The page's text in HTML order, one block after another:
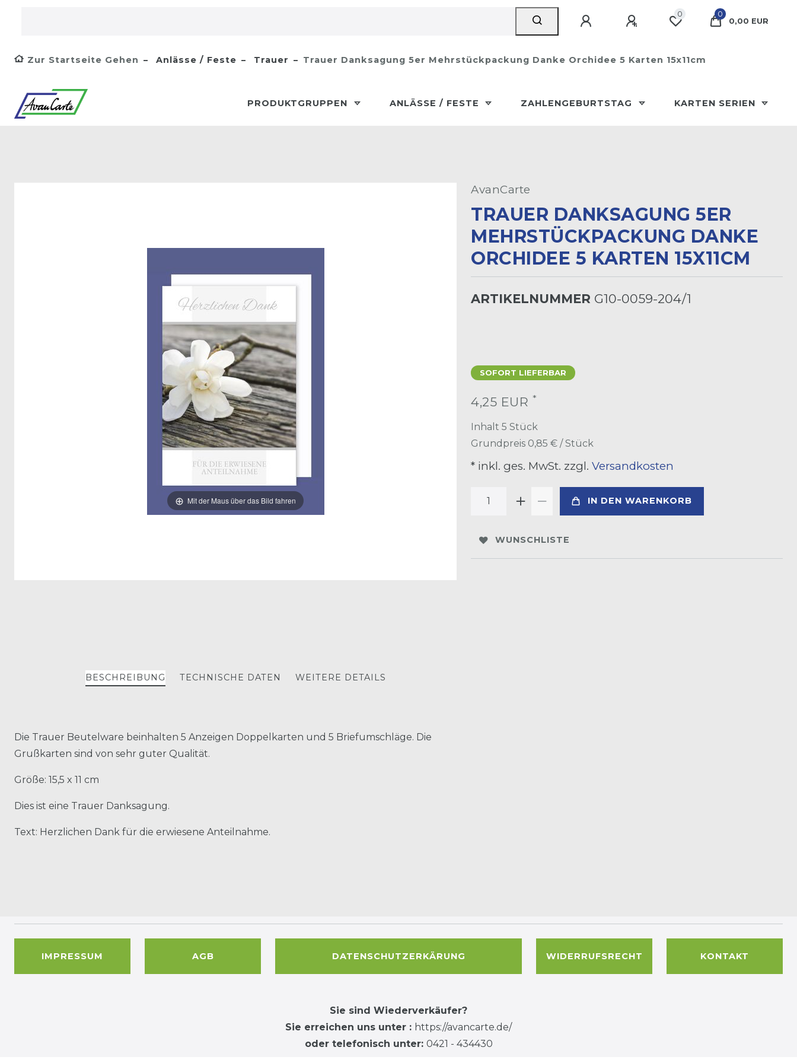
0
0
0,00 EUR
Zur Startseite Gehen Anlässe / Feste Trauer Trauer Danksagung 5er Mehrstückpackung Danke Orchidee 5 Karten 15x11cm
PRODUKTGRUPPEN ANLÄSSE / FESTE ZAHLENGEBURTSTAG KARTEN SERIEN
Mit der Maus über das Bild fahren
AvanCarte
TRAUER DANKSAGUNG 5ER
MEHRSTÜCKPACKUNG DANKE
ORCHIDEE 5 KARTEN 15X11CM
ARTIKELNUMMER G10-0059-204/1
SOFORT LIEFERBAR
4,25 EUR *
Inhalt 5 Stück
Grundpreis 0,85 € / Stück
* inkl. ges. MwSt. zzgl. Versandkosten
IN DEN WARENKORB
WUNSCHLISTE
BESCHREIBUNG TECHNISCHE DATEN WEITERE DETAILS
Die Trauer Beutelware beinhalten 5 Anzeigen Doppelkarten und 5 Briefumschläge. Die
Grußkarten sind von sehr guter Qualität.
Größe: 15,5 x 11 cm
Dies ist eine Trauer Danksagung.
Text: Herzlichen Dank für die erwiesene Anteilnahme.
IMPRESSUM AGB DATENSCHUTZERKÄRUNG WIDERRUFSRECHT KONTAKT
Sie sind Wiederverkäufer?
Sie erreichen uns unter : https://avancarte.de/
oder telefonisch unter: 0421 - 434430